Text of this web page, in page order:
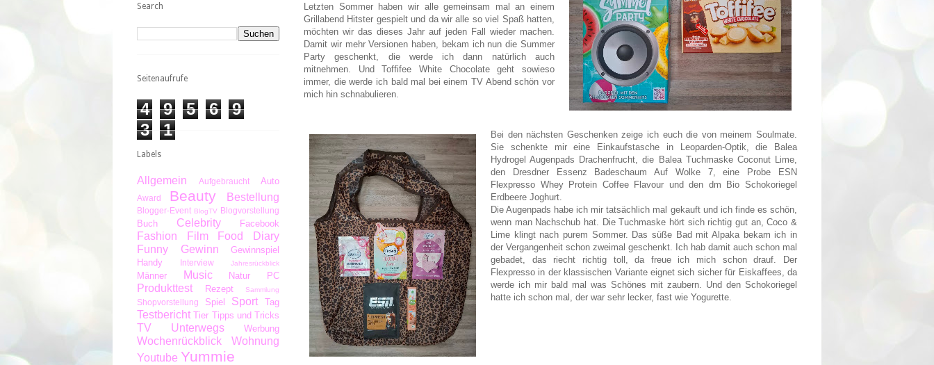
Letzten Sommer haben wir alle gemeinsam mal an einem
Grillabend Hitster gespielt und da wir alle so viel Spaß hatten,
möchten wir das dieses Jahr auf jeden Fall wieder machen.
Damit wir mehr Versionen haben, bekam ich nun die Summer
Party geschenkt, die werde ich dann natürlich auch
mitnehmen. Und Toffifee White Chocolate geht sowieso
immer, die werde ich bald mal bei einem TV Abend schön vor
mich hin schnabulieren.
Bei den nächsten Geschenken zeige ich euch die von meinem Soulmate.
Sie schenkte mir eine Einkaufstasche in Leoparden-Optik, die Balea
Hydrogel Augenpads Drachenfrucht, die Balea Tuchmaske Coconut Lime,
den Dresdner Essenz Badeschaum Auf Wolke 7, eine Probe ESN
Flexpresso Whey Protein Coffee Flavour und den dm Bio Schokoriegel
Erdbeere Joghurt.
Die Augenpads habe ich mir tatsächlich mal gekauft und ich finde es schön,
wenn man Nachschub hat. Die Tuchmaske hört sich richtig gut an, Coco &
Lime klingt nach purem Sommer. Das süße Bad mit Alpaka bekam ich in
der Vergangenheit schon zweimal geschenkt. Ich hab damit auch schon mal
gebadet, das riecht richtig toll, da freue ich mich schon drauf. Der
Flexpresso in der klassischen Variante eignet sich sicher für Eiskaffees, da
werde ich mir bald mal was Schönes mit zaubern. Und den Schokoriegel
hatte ich schon mal, der war sehr lecker, fast wie Yogurette.
Search
Seitenaufrufe
4 9 5 6
9
3
1
Labels
Allgemein Aufgebraucht Auto
Award Beauty Bestellung
Blogger-Event BlogTV Blogvorstellung
Buch Celebrity Facebook
Fashion Film
Food Diary
Funny
Gewinn
Gewinnspiel
Handy
Interview Jahresrückblick
Männer Music Natur PC
Produkttest Rezept Sammlung
Shopvorstellung Spiel Sport Tag
Testbericht Tier Tipps und Tricks
TV Unterwegs Werbung
Wochenrückblick
Wohnung
Youtube Yummie